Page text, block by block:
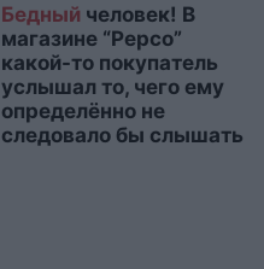
Бедный человек! В
магазине “Pepco”
какой-то покупатель
услышал то, чего ему
определённо не
следовало бы слышать